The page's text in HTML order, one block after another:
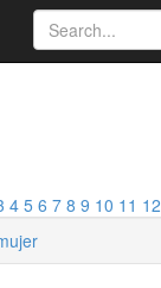
4 5 6 7 8 9 10 11 12